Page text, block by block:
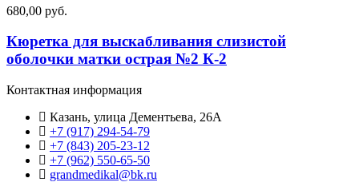
680,00 руб.
Кюретка для выскабливания слизистой
оболочки матки острая №2 К-2
Контактная информация
Казань, улица Дементьева, 26А
+7 (917) 294-54-79
+7 (843) 205-23-12
+7 (962) 550‑65‑50‬
grandmedikal@bk.ru